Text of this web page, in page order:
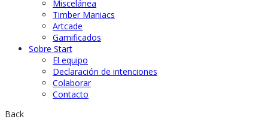
Miscelánea
Timber Maniacs
Artcade
Gamificados
Sobre Start
El equipo
Declaración de intenciones
Colaborar
Contacto
Back